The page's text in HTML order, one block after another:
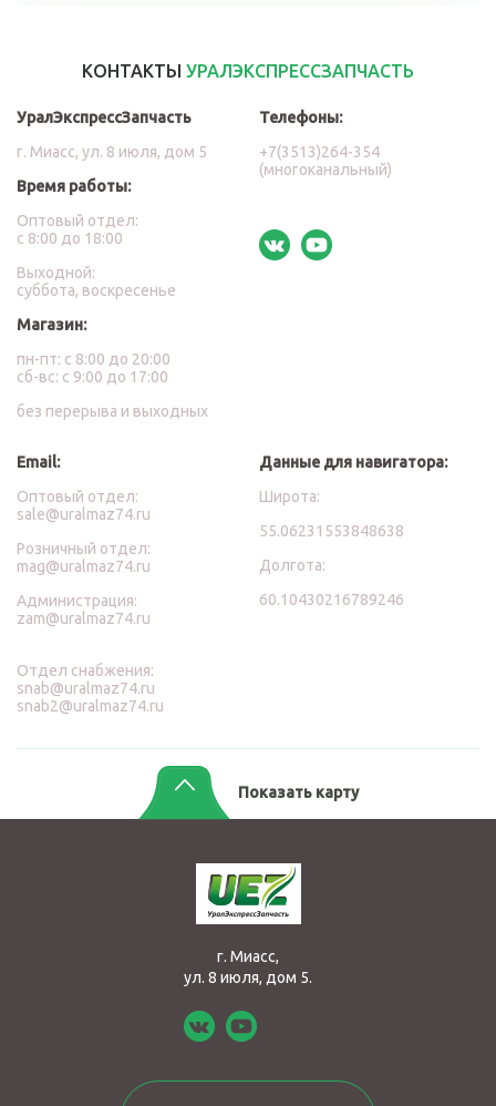
КОНТАКТЫ УРАЛЭКСПРЕССЗАПЧАСТЬ
УралЭкспрессЗапчасть
г. Миасс, ул. 8 июля, дом 5
Время работы:
Оптовый отдел:
с 8:00 до 18:00
Выходной:
суббота, воскресенье
Магазин:
пн-пт: с 8:00 до 20:00
сб-вс: с 9:00 до 17:00
без перерыва и выходных
Телефоны:
+7(3513)264-354
(многоканальный)
Email:
Оптовый отдел:
sale@uralmaz74.ru
Розничный отдел:
mag@uralmaz74.ru
Администрация:
zam@uralmaz74.ru
Отдел снабжения:
snab@uralmaz74.ru
snab2@uralmaz74.ru
Данные для навигатора:
Широта:
55.06231553848638
Долгота:
60.10430216789246
Показать карту
г. Миасс,
ул. 8 июля, дом 5.